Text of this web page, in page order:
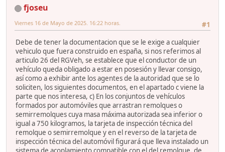
fjoseu
#1
Viernes 16 de Mayo de 2025. 16:22 horas.
Debe de tener la documentacion que se le exige a cualquier
vehiculo que fuera construido en españa, si nos referimos al
articulo 26 del RGVeh, se establece que el conductor de un
vehículo queda obligado a estar en posesión y llevar consigo,
así como a exhibir ante los agentes de la autoridad que se lo
soliciten, los siguientes documentos, en el apartado c viene la
parte que nos interesa, c) En los conjuntos de vehículos
formados por automóviles que arrastran remolques o
semirremolques cuya masa máxima autorizada sea inferior o
igual a 750 kilogramos, la tarjeta de inspección técnica del
remolque o semirremolque y en el reverso de la tarjeta de
inspección técnica del automóvil figurará que lleva instalado un